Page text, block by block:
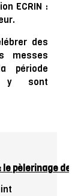
ECRIN :
des
messes
période
y sont
le pèlerinage de